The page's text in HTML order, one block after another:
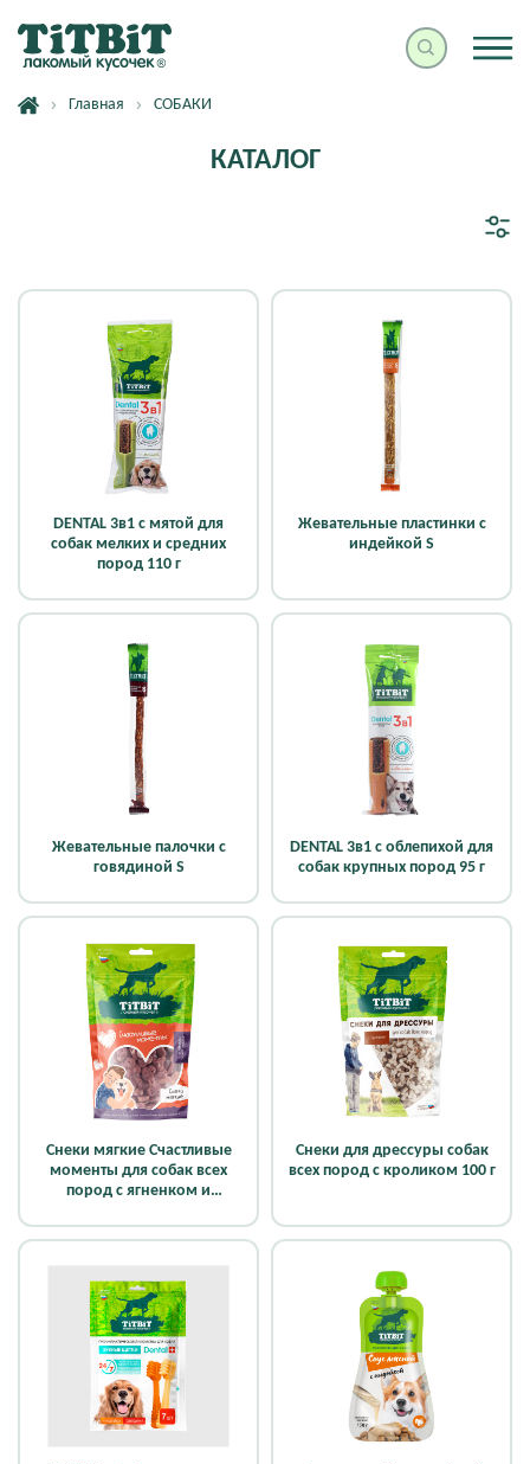
Главная СОБАКИ
КАТАЛОГ
DENTAL 3в1 с мятой для
собак мелких и средних
пород 110 г
Жевательные пластинки с
индейкой S
Жевательные палочки с
говядиной S
DENTAL 3в1 с облепихой для
собак крупных пород 95 г
Снеки мягкие Счастливые
моменты для собак всех
пород с ягненком и
Снеки для дрессуры собак
всех пород с кроликом 100 г